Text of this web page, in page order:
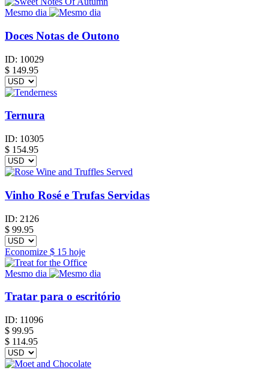
Mesmo dia
Doces Notas de Outono
ID: 10029
$ 149.95
Ternura
ID: 10305
$ 154.95
Vinho Rosé e Trufas Servidas
ID: 2126
$ 99.95
Economize $ 15 hoje
Mesmo dia
Tratar para o escritório
ID: 11096
$ 99.95
$ 114.95